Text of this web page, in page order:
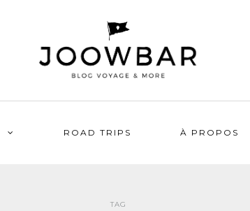
ROAD TRIPS À PROPOS
TAG